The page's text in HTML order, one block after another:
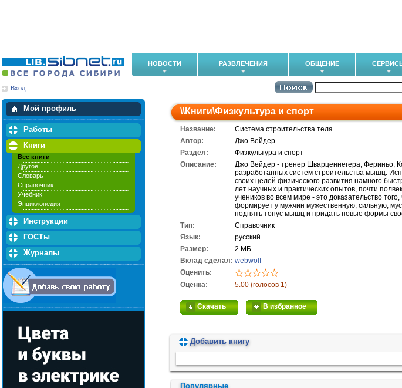
НОВОСТИ РАЗВЛЕЧЕНИЯ ОБЩЕНИЕ
Вход
Мой профиль
Мои закладки
Работы
Книги
Все книги
Другое
Словарь
Справочник
Учебник
Энциклопедия
Инструкции
ГОСТы
Журналы
\\Книги\Физкультура и спорт
Название:
Система строительства тела
Автор:
Джо Вейдер
Раздел:
Физкультура и спорт
Описание:
Джо Вейдер - тренер Шварценнегера, Фериньо,
разработанных систем строительства мышц.
своих целей физического развития намного
лет научных и практических опытов, почти
учеников во всем мире - это доказательство
формирует у мужчин мужественную, сильную,
поднять тонус мышц и придать новые формы
Тип:
Справочник
Язык:
русский
Размер:
2 МБ
Вклад сделал: webwolf
Оценить:
Оценка:
5.00 (голосов 1)
Скачать В избранное
Добавить книгу
Популярные